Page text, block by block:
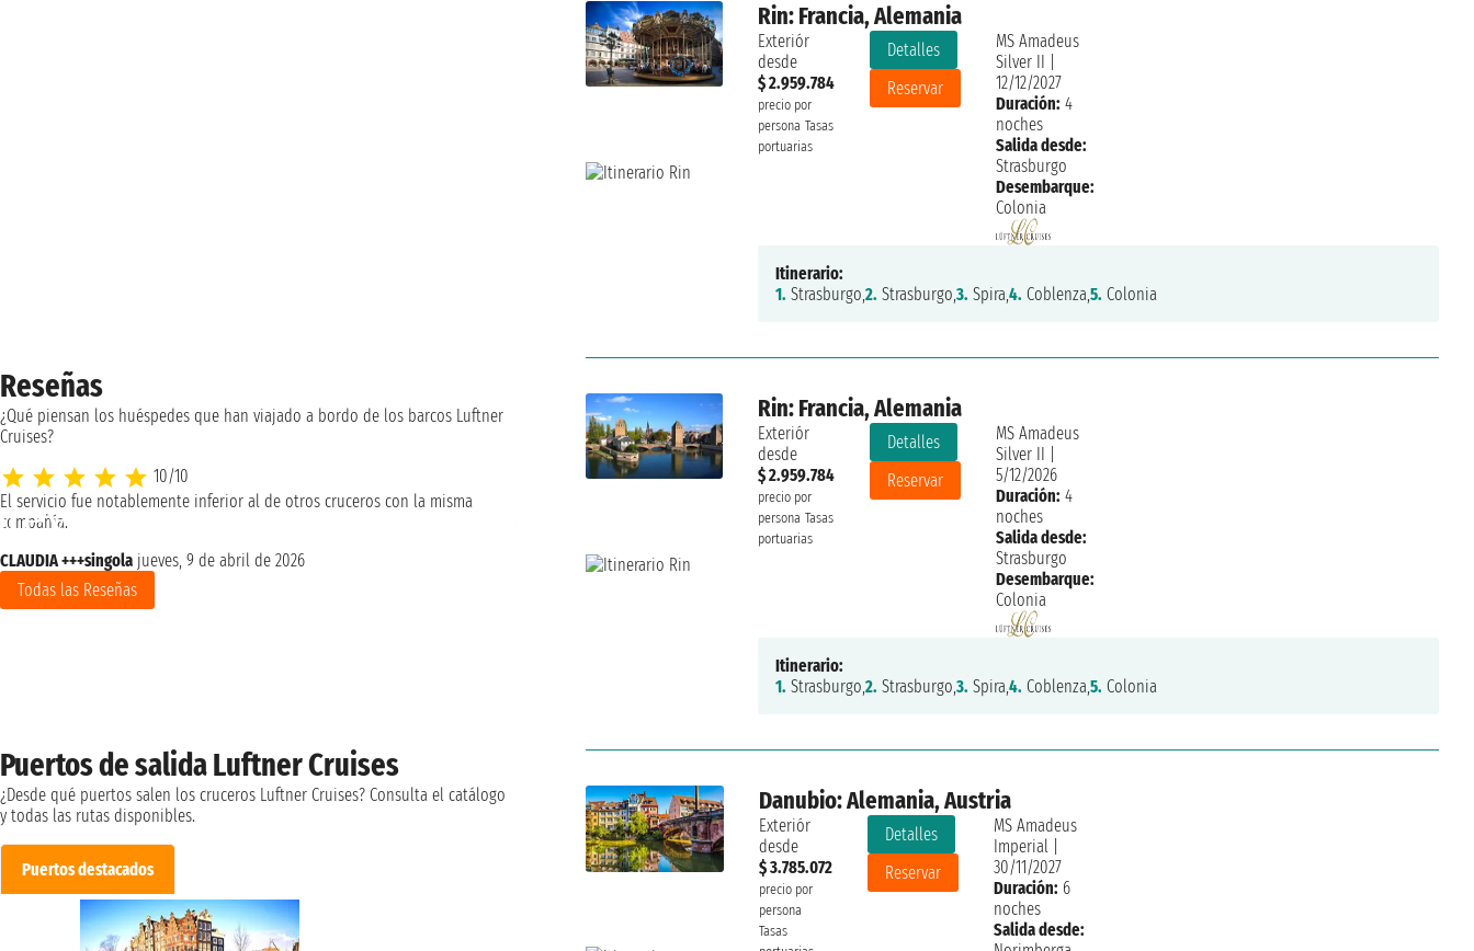
Rin: Francia, Alemania
Exteriór
desde
$ 2.959.784
precio por
persona Tasas
portuarias
Detalles
Reservar
MS Amadeus
Silver II
12/12/2027
Duración: 4
noches
Salida desde:
Strasburgo
Desembarque:
Colonia
Itinerario:
1. Strasburgo,2. Strasburgo,3. Spira,4. Coblenza,5. Colonia
Rin: Francia, Alemania
Exteriór
desde
$ 2.959.784
precio por
persona Tasas
portuarias
Detalles
Reservar
MS Amadeus
Silver II
5/12/2026
Duración: 4
noches
Salida desde:
Strasburgo
Desembarque:
Colonia
Itinerario:
1. Strasburgo,2. Strasburgo,3. Spira,4. Coblenza,5. Colonia
Danubio: Alemania, Austria
Exteriór
desde
$ 3.785.072
precio por
persona
Tasas
Detalles
Reservar
MS Amadeus
Imperial
30/11/2027
Duración: 6
noches
Salida desde:
Reseñas
¿Qué piensan los huéspedes que han viajado a bordo de los barcos Luftner
Cruises?
10/10
El servicio fue notablemente inferior al de otros cruceros con la misma
compañía.
CLAUDIA +++singola jueves, 9 de abril de 2026
6/10
Todas las Reseñas
Puertos de salida Luftner Cruises
¿Desde qué puertos salen los cruceros Luftner Cruises? Consulta el catálogo
y todas las rutas disponibles.
Puertos destacados